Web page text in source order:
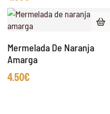
Mermelada De Naranja
Amarga
4.50€